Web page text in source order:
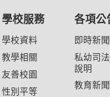
學校服務
學校資料
教學相關
友善校園
性別平等
各項公
即時新
私幼司
說明
教育新聞